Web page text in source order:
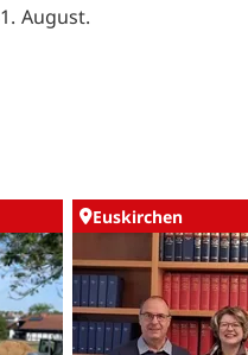
August.
Euskirchen